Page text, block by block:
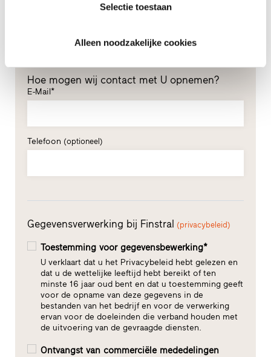
Selectie toestaan
Alleen noodzakelijke cookies
Hoe mogen wij contact met U opnemen?
E-Mail*
Telefoon (optioneel)
Gegevensverwerking bij Finstral (privacybeleid)
Toestemming voor gegevensbewerking*
U verklaart dat u het Privacybeleid hebt gelezen en
dat u de wettelijke leeftijd hebt bereikt of ten
minste 16 jaar oud bent en dat u toestemming geeft
voor de opname van deze gegevens in de
bestanden van het bedrijf en voor de verwerking
ervan voor de doeleinden die verband houden met
de uitvoering van de gevraagde diensten.
Ontvangst van commerciële mededelingen